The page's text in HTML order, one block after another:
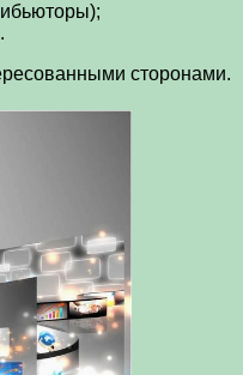
сторонами.